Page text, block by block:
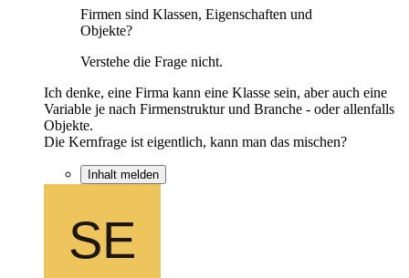
Firmen sind Klassen, Eigenschaften und
Objekte?
Verstehe die Frage nicht.
Ich denke, eine Firma kann eine Klasse sein, aber auch eine
Variable je nach Firmenstruktur und Branche - oder allenfalls
Objekte.
Die Kernfrage ist eigentlich, kann man das mischen?
Inhalt melden